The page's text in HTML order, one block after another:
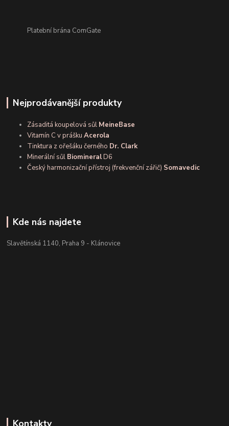
Platební brána ComGate
Nejprodávanější produkty
Zásaditá koupelová sůl MeineBase
Vitamín C v práškuAcerola
Tinktura z ořešáku černého Dr. Clark
Minerální sůl BiomineralD6
Český harmonizační přístroj (frekvenční zářič) Somavedic
Kde nás najdete
Slavětínská 1140, Praha 9 - Klánovice